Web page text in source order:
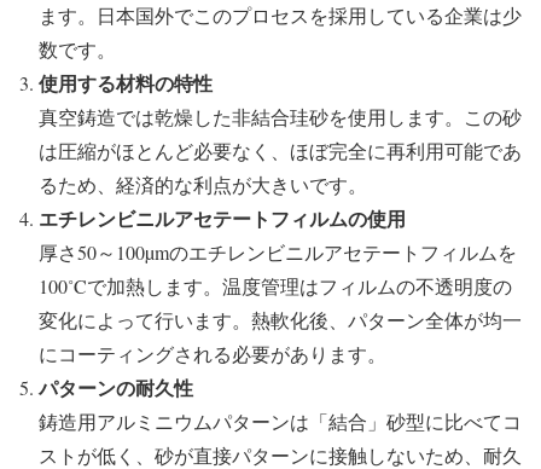
ます。日本国外でこのプロセスを採用している企業は少
数です。
使用する材料の特性
真空鋳造では乾燥した非結合珪砂を使用します。この砂
は圧縮がほとんど必要なく、ほぼ完全に再利用可能であ
るため、経済的な利点が大きいです。
エチレンビニルアセテートフィルムの使用
厚さ50～100µmのエチレンビニルアセテートフィルムを
100˚Cで加熱します。温度管理はフィルムの不透明度の
変化によって行います。熱軟化後、パターン全体が均一
にコーティングされる必要があります。
パターンの耐久性
鋳造用アルミニウムパターンは「結合」砂型に比べてコ
ストが低く、砂が直接パターンに接触しないため、耐久